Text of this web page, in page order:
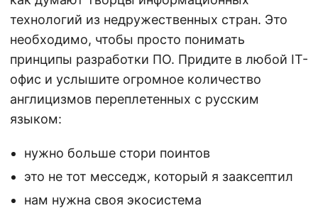
технологий из недружественных стран. Это
необходимо, чтобы просто понимать
принципы разработки ПО. Придите в любой IT-
офис и услышите огромное количество
англицизмов переплетенных с русским
языком:
нужно больше стори поинтов
это не тот месседж, который я зааксептил
нам нужна своя экосистема